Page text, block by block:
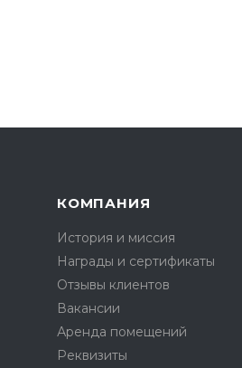
КОМПАНИЯ
История и миссия
Награды и сертификаты
Отзывы клиентов
Вакансии
Аренда помещений
Реквизиты